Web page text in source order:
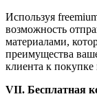
Используя
возможность
материалами,
преимущества
клиента к
VII. Бесплатная